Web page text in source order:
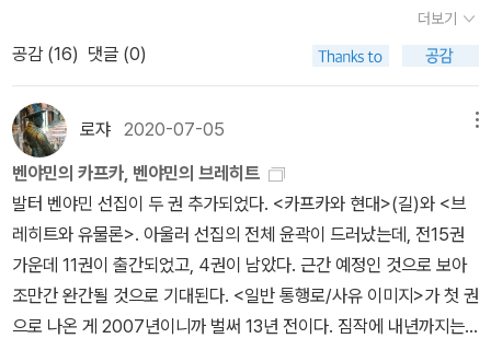
(최호정 옮김, 키멜리움), 단편소설과 희곡 두 편을 엮은 《아내 · 세 자
매》, 단편 선집 《상자 속의 사나이》다. 《상자 속의 사나이》는 표제작
고 다니는 여인>과 <귀염둥이>는 체호프의 대표작으로 손꼽힌다. <
귀염둥이>는 ‘귀여운 여인’이라는 제목으로 알려진 작품이다. <상자
속의 사나이>, <굴>, <로트실트의 바이올린>, <구스베리>(산딸기),
<사랑에 관하여>는 《사랑에 관하여》라는 제목의 체호프 단편 선집
을 통해서 이미 소개된 작품이다. 올해 하반기에 체호프의 글이나 관
련 책들이 나올 수 있다. 좀 더 지켜봐야 한다. 체호프의 소설들이 조
용하게 주목받고 있는 반면에 희곡들은 꾸준히 무대 위에 오르고 있
다. * 안톤 체호프, 오종우 옮김 《벚꽃 동산》 (열린책들, 2009년)
들이 여러 권 소장중일 것이다. 이 편집본은 조금은 새로운 면모를 하
고 있는데, 카프카의 육필원고와 그가 그렸던 몇 장의 드로잉, 그리고
프라하 시가의 전경과 그의 작품 산실이었던 여동생 집의 사진 등이
22쪽에 걸쳐 수록되어 있다. “내 그림은 순전히 ‘그림 글쓰기’야” 라
했던 그의 말처럼 스케치 속에서 어떤 서사를 발견할 수 있으리라는
기대로 바라보지만 그의 소설들처럼 왠지 이해를 거부하는 느낌에 시
선을 거두었다. 자신을 타자의 시선으로 바라보았음직한 왜곡된 이미
지를 상상해본 것이 아닐까라는 헛다리도 짚어보지만 합당한 해석이
아닌 듯해 실패한 미소를 지어본다. 아무튼 카프카의 탄생 140주년
기념판본으로 출간된 이 책은 여덟 번째로 내 품에 들어 온 소중한 카
프카의 소설집이다. 새롭게 시선을 끈 것은 옮긴이 전영애 교수가 엄
더보기
공감 (16) 댓글 (0)
로쟈 2020-07-05
벤야민의 카프카, 벤야민의 브레히트
발터 벤야민 선집이 두 권 추가되었다. <카프카와 현대>(길)와 <브
레히트와 유물론>. 아울러 선집의 전체 윤곽이 드러났는데, 전15권
가운데 11권이 출간되었고, 4권이 남았다. 근간 예정인 것으로 보아
조만간 완간될 것으로 기대된다. <일반 통행로/사유 이미지>가 첫 권
으로 나온 게 2007년이니까 벌써 13년 전이다. 짐작에 내년까지는